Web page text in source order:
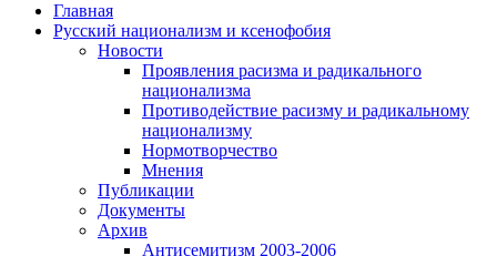
Главная
Русский национализм и ксенофобия
Новости
Проявления расизма и радикального
национализма
Противодействие расизму и радикальному
национализму
Нормотворчество
Мнения
Публикации
Документы
Архив
Антисемитизм 2003-2006